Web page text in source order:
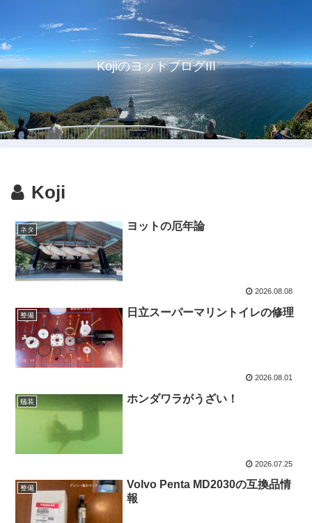
KojiのヨットブログIII
Koji
ネタ ヨットの厄年論
2026.08.08
整備 日立スーパーマリントイレの修理
2026.08.01
艤装 ホンダワラがうざい！
2026.07.25
整備
Volvo Penta MD2030の互換品情
報